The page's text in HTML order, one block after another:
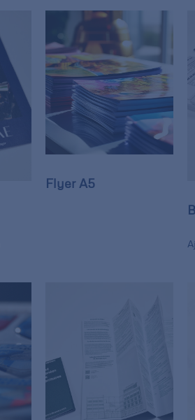
Flyer A5